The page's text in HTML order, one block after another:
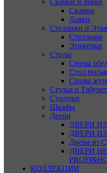
Скамьи и лавки
Скамьи
Лавки
Стеллажи и
Стеллажи
Этажерки
Столы
Столы
Стол
Столы
Стулья и
Сундуки
Шкафы
Двери
ДВЕРИ
ДВЕРИ
Двери из
ДВЕРИ
КОЛЛЕКЦИИ